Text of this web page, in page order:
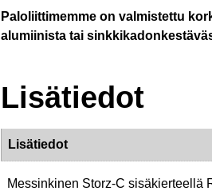
Paloliittimemme on valmistettu
alumiinista tai
Lisätiedot
Lisätiedot
Messinkinen Storz-C sisäkierteellä